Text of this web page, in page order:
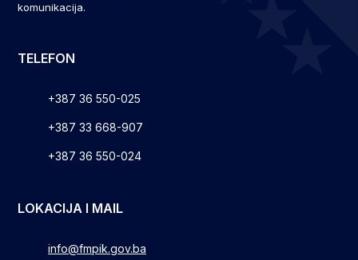
komunikacija.
TELEFON
+387 36 550-025
+387 33 668-907
+387 36 550-024
LOKACIJA I MAIL
info@fmpik.gov.ba